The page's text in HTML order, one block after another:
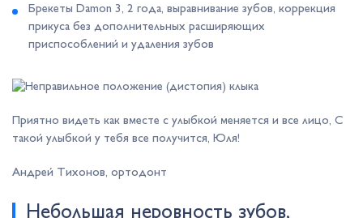
Брекеты Damon 3, 2 года, выравнивание зубов, коррекция
прикуса без дополнительных расширяющих
приспособлений и удаления зубов
Приятно видеть как вместе с улыбкой меняется и все лицо, С
такой улыбкой у тебя все получится, Юля!
Андрей Тихонов, ортодонт
Небольшая неровность зубов,